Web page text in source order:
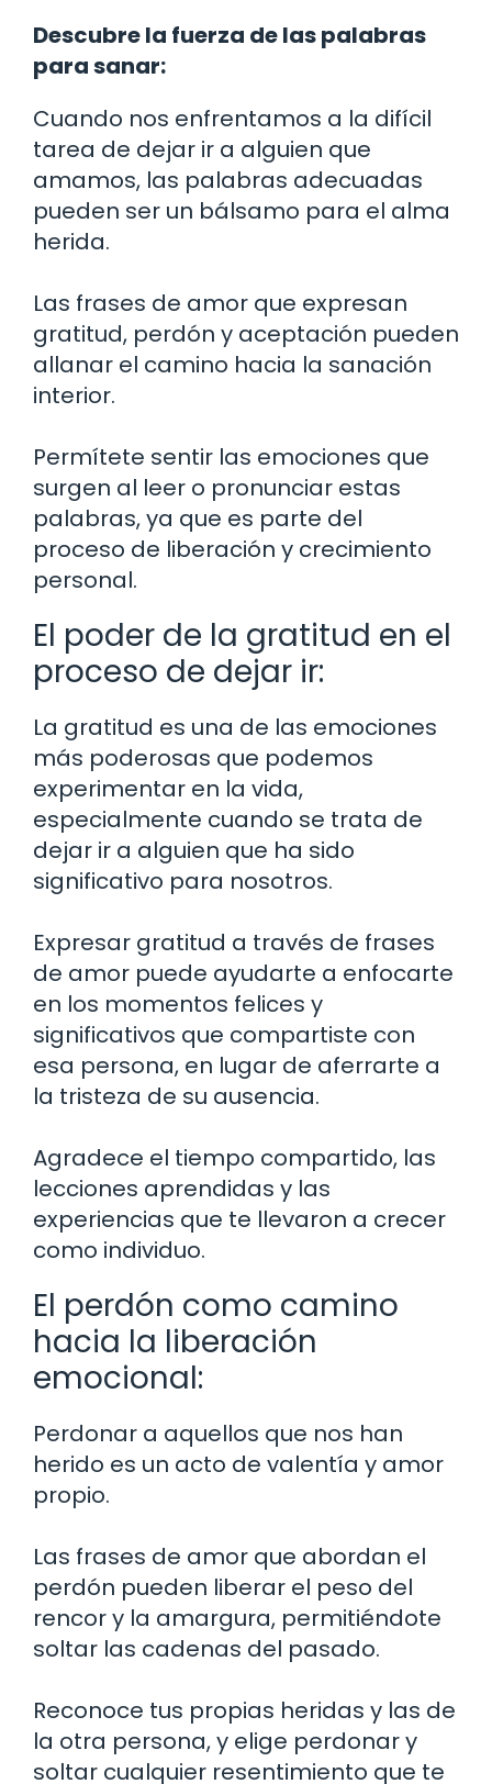
Descubre la fuerza de las palabras
para sanar:
Cuando nos enfrentamos a la difícil
tarea de dejar ir a alguien que
amamos, las palabras adecuadas
pueden ser un bálsamo para el alma
herida.
Las frases de amor que expresan
gratitud, perdón y aceptación pueden
allanar el camino hacia la sanación
interior.
Permítete sentir las emociones que
surgen al leer o pronunciar estas
palabras, ya que es parte del
proceso de liberación y crecimiento
personal.
El poder de la gratitud en el
proceso de dejar ir:
La gratitud es una de las emociones
más poderosas que podemos
experimentar en la vida,
especialmente cuando se trata de
dejar ir a alguien que ha sido
significativo para nosotros.
Expresar gratitud a través de frases
de amor puede ayudarte a enfocarte
en los momentos felices y
significativos que compartiste con
esa persona, en lugar de aferrarte a
la tristeza de su ausencia.
Agradece el tiempo compartido, las
lecciones aprendidas y las
experiencias que te llevaron a crecer
como individuo.
El perdón como camino
hacia la liberación
emocional:
Perdonar a aquellos que nos han
herido es un acto de valentía y amor
propio.
Las frases de amor que abordan el
perdón pueden liberar el peso del
rencor y la amargura, permitiéndote
soltar las cadenas del pasado.
Reconoce tus propias heridas y las de
la otra persona, y elige perdonar y
soltar cualquier resentimiento que te